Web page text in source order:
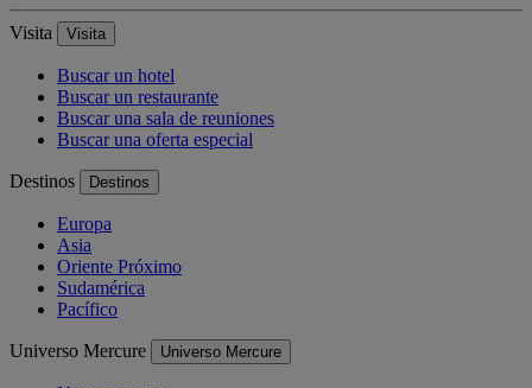
Visita Visita
Buscar un hotel
Buscar un restaurante
Buscar una sala de reuniones
Buscar una oferta especial
Destinos Destinos
Europa
Asia
Oriente Próximo
Sudamérica
Pacífico
Universo Mercure Universo Mercure